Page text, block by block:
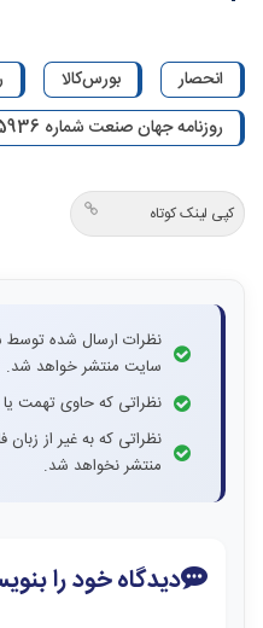
انحصار بورس‌کالا
روزنامه جهان صنعت شماره 5936
کپی لینک کوتاه
نظرات ارسال شده توسط
سایت منتشر خواهد شد.
نظراتی که حاوی تهمت یا
نظراتی که به غیر از زبان
منتشر نخواهد شد.
دیدگاه خود را